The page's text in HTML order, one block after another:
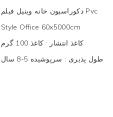
دکوراسیون خانه وینیل فیلم Pvc
Style Office 60x5000cm
کاغذ انتشار : کاغذ 100 گرم
طول پذیری : سرپوشیده 5-8 سال